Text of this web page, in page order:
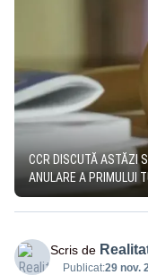
CCR DISCUTĂ ASTĂZI
ANULARE A PRIMULUI
Scris de
Publicat:29 nov.